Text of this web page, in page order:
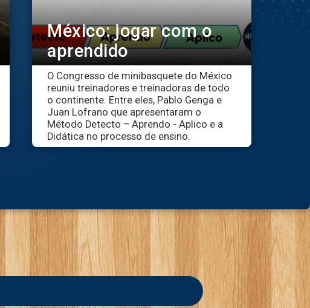
México: jogar com o
aprendido
O Congresso de minibasquete do México
reuniu treinadores e treinadoras de todo
o continente. Entre eles, Pablo Genga e
Juan Lofrano que apresentaram o
Método Detecto – Aprendo - Aplico e a
Didática no processo de ensino.